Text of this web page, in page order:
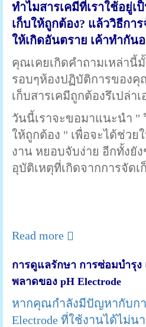
ทำไมสารเคมีที่เราใช้อยู่เ
เก็บให้ถูกต้อง? แล้ววิธีกา
ให้เกิดอันตราย เค้าทำกันอ
คุณเคยเกิดคำถามเหล่านี้
รอบๆห้องปฏิบัติการของ
เก็บสารเคมีถูกต้องรึเปล่าเ
วันนี้เราจะขอมาแนะนำ "
ให้ถูกต้อง " เพื่อจะได้ช่วย
งาน หยอบจับง่าย อีกทั้งยั
อุบัติเหตุที่เกิดจากการจัดเ
Read more
การดูแลรักษา การซ่อมบำรุง
พลาดของ pH Electrode
หากคุณกำลังมีปัญหากับกา
Electrode ที่ใช้งานได้ไม่น